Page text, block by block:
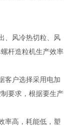
、风冷热切粒、风
杆造粒机生产效率
客户选择采用电加
要求，根据要生产
率高，耗能低，塑